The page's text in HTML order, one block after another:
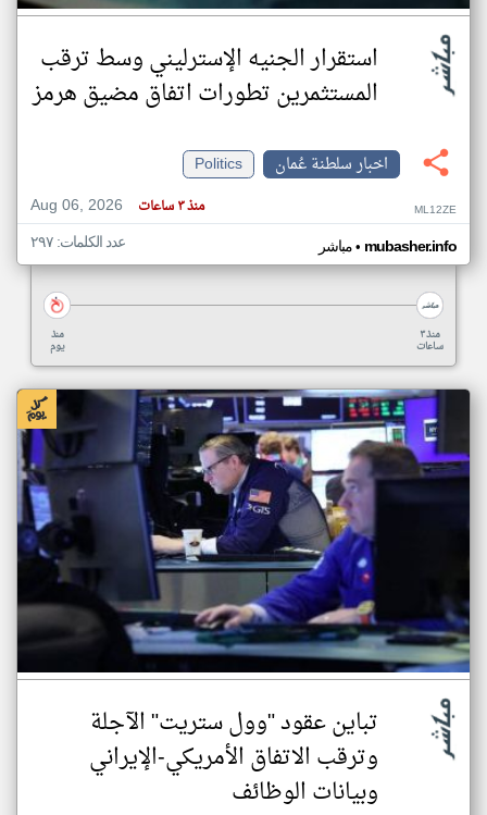
استقرار الجنيه الإسترليني وسط ترقب
المستثمرين تطورات اتفاق مضيق هرمز
اخبار سلطنة عُمان
Politics
Aug 06, 2026
منذ ٣ ساعات ML12ZE
مباشر• mubasher.info عدد الكلمات: ٢٩٧
منذ
يوم
منذ ٣
ساعات
تباين عقود "وول ستريت" الآجلة
وترقب الاتفاق الأمريكي-الإيراني
وبيانات الوظائف